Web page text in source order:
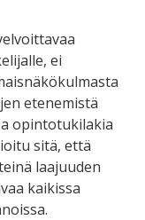
ei
etenemistä
opintotukilakia
sitä, että
laajuuden
kaikissa